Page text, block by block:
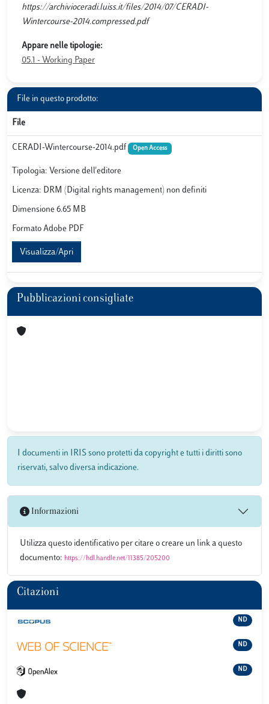
https://archivioceradi.luiss.it/files/2014/07/CERADI-
Wintercourse-2014.compressed.pdf
Appare nelle tipologie:
05.1 - Working Paper
File in questo prodotto:
File
CERADI-Wintercourse-2014.pdf Open Access
Tipologia: Versione dell'editore
Licenza: DRM (Digital rights management) non definiti
Dimensione 6.65 MB
Formato Adobe PDF
Visualizza/Apri
Pubblicazioni consigliate
I documenti in IRIS sono protetti da copyright e tutti i diritti sono
riservati, salvo diversa indicazione.
Informazioni
Utilizza questo identificativo per citare o creare un link a questo
documento: https://hdl.handle.net/11385/205200
Citazioni
ND
ND
ND